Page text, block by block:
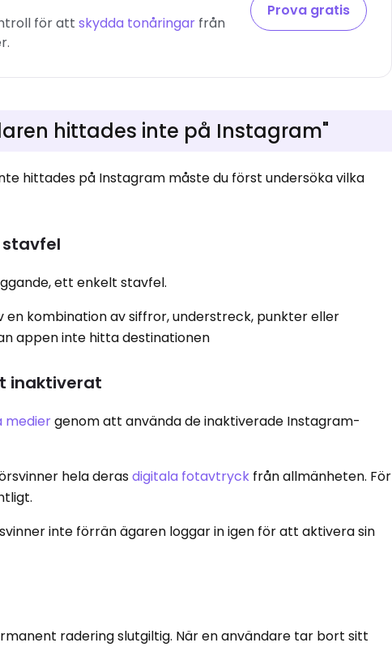
för attskydda tonåringar från
Prova gratis
hittades inte på Instagram"
hittades på Instagram måste du först undersöka vilka
ett enkelt stavfel.
kombination av siffror, understreck, punkter eller
appen inte hitta destinationen
inaktiverat
mediergenom att använda de inaktiverade Instagram-
hela derasdigitala fotavtryck från allmänheten. För
inte förrän ägaren loggar in igen för att aktivera sin
radering slutgiltig. När en användare tar bort sitt